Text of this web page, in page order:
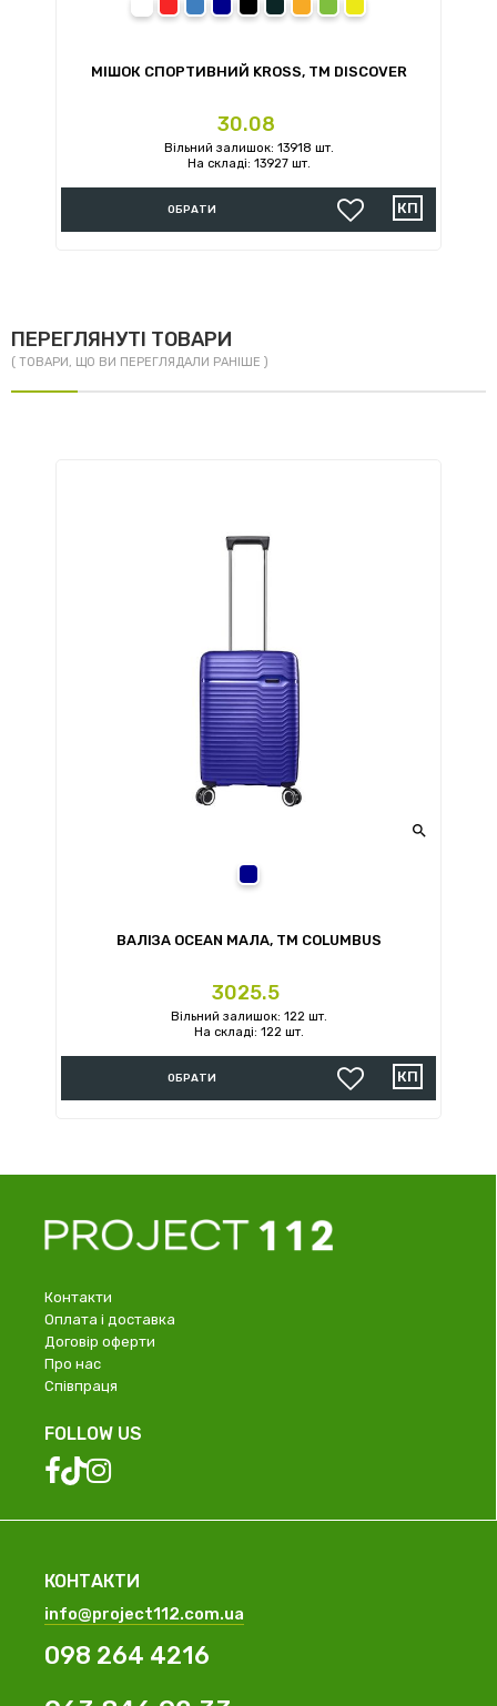
МІШОК СПОРТИВНИЙ KROSS, TM DISCOVER
Ціна
30.08
Вільний залишок: 13918 шт.
На складі: 13927 шт.
ОБРАТИ
ПЕРЕГЛЯНУТІ ТОВАРИ
( ТОВАРИ, ЩО ВИ ПЕРЕГЛЯДАЛИ РАНІШЕ )

ВАЛІЗА OCEAN МАЛА, ТМ COLUMBUS
Ціна
3025.5
Вільний залишок: 122 шт.
На складі: 122 шт.
ОБРАТИ
Контакти
Оплата і доставка
Договір оферти
Про нас
Співпраця
FOLLOW US
КОНТАКТИ
info@project112.com.ua
098 264 4216